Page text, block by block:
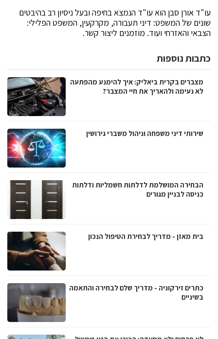
עו"ד אורן סבן הוא עו"ד הנמצא בחיפה ובעל ניסיון רב בהיבטים
שונים של המשפט: דיני תעבורה, מקרקעין, המשפט הפלילי:
הצבאי והאזרחי ועוד. מוזמנים ליצור קשר.
כתבות נוספות
מצברים בקרית ביאליק: איך להימנע מהפתעה
לא נעימה ולהאריך את חיי המצבר?
שירותי דיני משפחה וניהול משברי גירושין
הבחירה המושלמת לדלתות חשמליות ודלתות
כניסה לבניין מגורים
בית מאזן - מדריך לבחירת הטיפול הנכון
כתרים זירקוניה - מדריך שלם לבחירה והתאמה
בשיניים